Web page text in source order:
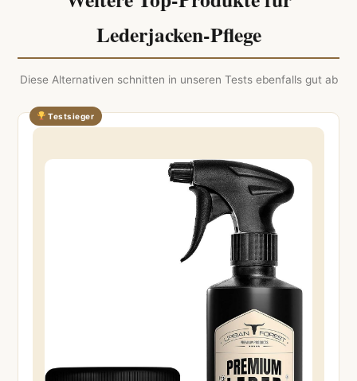
Lederjacken-Pflege
Diese Alternativen schnitten in unseren Tests ebenfalls gut ab
Testsieger